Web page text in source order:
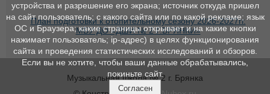
План подготовки к отопительному сезону 2026-2027гг.
МБУ ДО «ДШИ № 2 Г.БРЯНКИ»
Музыкальная школа № 2 г. Брянка
устройства и разрешение его экрана; источник откуда пришел
на сайт пользователь; с какого сайта или по какой рекламе; язык
ОС и Браузера; какие страницы открывает и на какие кнопки
нажимает пользователь; ip-адрес) в целях функционирования
сайта и проведения статистических исследований и обзоров.
Если вы не хотите, чтобы ваши данные обрабатывались,
покиньте сайт.
Согласен